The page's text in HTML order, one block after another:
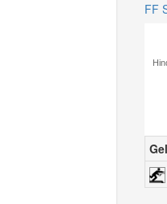
FF